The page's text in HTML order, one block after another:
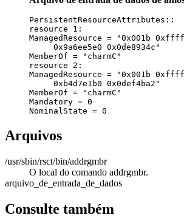
PersistentResourceAttributes::
resource 1:
ManagedResource = "0x001b
     0x9a6ee5e0 0x0de8934c"
MemberOf = "charmC"
resource 2:
ManagedResource = "0x001b
     0xb4d7e1b0 0x0def4ba2"
MemberOf = "charmC"
Mandatory = 0
NominalState = 0
Arquivos
/usr/sbin/rsct/bin/addrgmbr
O local do comando addrgmbr.
arquivo_de_entrada_de_dados
Consulte também